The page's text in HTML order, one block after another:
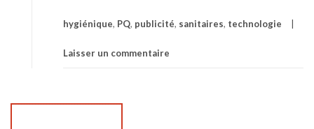
hygiénique, PQ, publicité, sanitaires, technologie
Laisser un commentaire